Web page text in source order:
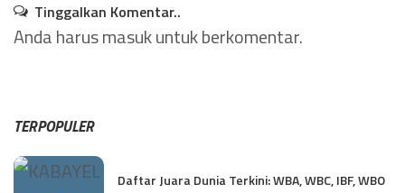
Tinggalkan Komentar..
Anda harusmasukuntuk berkomentar.
TERPOPULER
Daftar Juara Dunia Terkini: WBA, WBC, IBF, WBO